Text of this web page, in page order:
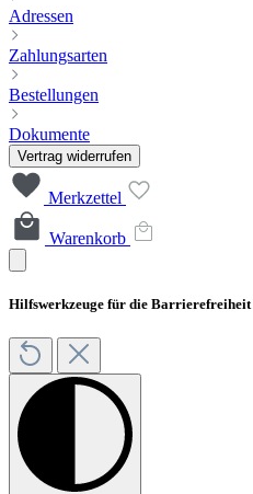
Adressen
Zahlungsarten
Bestellungen
Dokumente
Vertrag widerrufen
Merkzettel
Warenkorb
Hilfswerkzeuge für die Barrierefreiheit